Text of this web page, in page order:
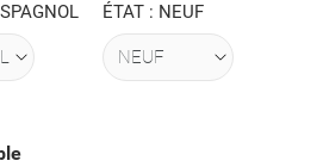
ÉTAT : NEUF